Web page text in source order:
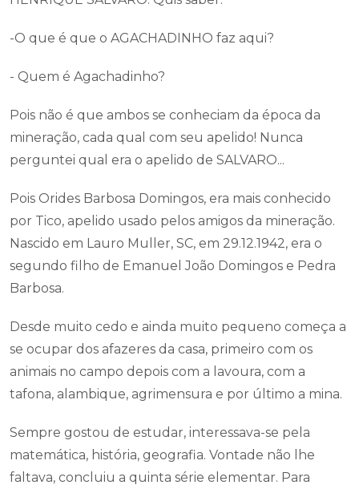
-O que é que o AGACHADINHO faz aqui?
- Quem é Agachadinho?
Pois não é que ambos se conheciam da época da
mineração, cada qual com seu apelido! Nunca
perguntei qual era o apelido de SALVARO...
Pois Orides Barbosa Domingos, era mais conhecido
por Tico, apelido usado pelos amigos da mineração.
Nascido em Lauro Muller, SC, em 29.12.1942, era o
segundo filho de Emanuel João Domingos e Pedra
Barbosa.
Desde muito cedo e ainda muito pequeno começa a
se ocupar dos afazeres da casa, primeiro com os
animais no campo depois com a lavoura, com a
tafona, alambique, agrimensura e por último a mina.
Sempre gostou de estudar, interessava-se pela
matemática, história, geografia. Vontade não lhe
faltava, concluiu a quinta série elementar. Para